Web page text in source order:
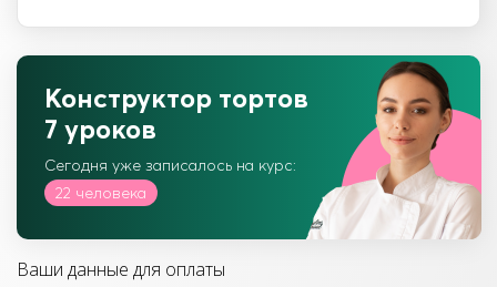
Конструктор тортов
7 уроков
Сегодня уже записалось на курс:
22 человека
Ваши данные для оплаты